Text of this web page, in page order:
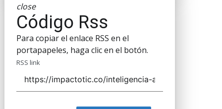
close
Código Rss
Para copiar el enlace RSS en el
portapapeles, haga clic en el botón.
RSS link